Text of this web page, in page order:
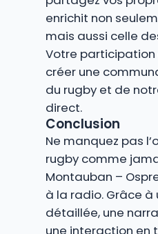
enrichit non
mais aussi celle
Votre
créer une
du rugby et de
direct.
Conclusion
Ne manquez pas
rugby comme
Montauban –
à la radio. Grâce à
détaillée, une